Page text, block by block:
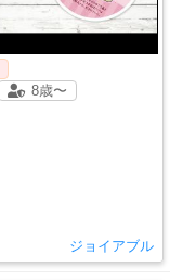
8歳〜
ジョイアブル